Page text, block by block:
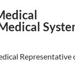
Representative